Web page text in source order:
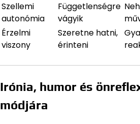
Szellemi
autonómia
Függetlenségre
vágyik
Érzelmi
viszony
Szeretne hatni,
érinteni
Irónia, humor és
módjára